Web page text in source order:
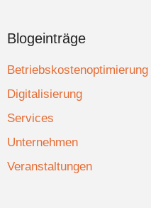
Blogeinträge
Betriebskostenoptimierung
Digitalisierung
Services
Unternehmen
Veranstaltungen